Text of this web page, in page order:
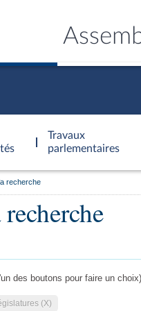
Travaux
parlementaires
recherche
des boutons pour faire un choix)
(X)